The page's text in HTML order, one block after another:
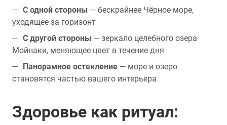
С одной стороны — бескрайнее Чёрное море,
уходящее за горизонт
С другой стороны — зеркало целебного озера
Мойнаки, меняющее цвет в течение дня
Панорамное остекление — море и озеро
становятся частью вашего интерьера
Здоровье как ритуал: